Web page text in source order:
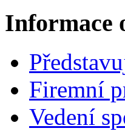
Informace
Firemní
Vedení